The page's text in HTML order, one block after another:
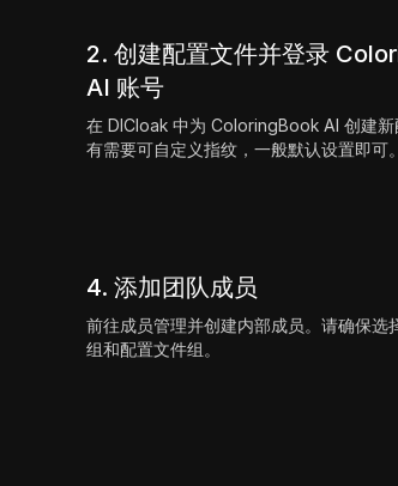
2. 创建配置文件并登录
AI 账号
在 DICloak 中为 ColoringBook AI 创建新
有需要可自定义指纹，一般默认设置即可。
4. 添加团队成员
前往成员管理并创建内部成员。请确保选
组和配置文件组。